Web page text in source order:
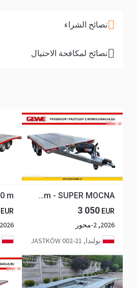
نصائح الشراء
نصائح لمكافحة الاحتيال
Gewe Laweta L3500 C/1 dł. 4,1 x 2,1 m - SUPER MOCNA
3 050 EUR
2026, 2-محور
بولندا, 21-002 JASTKÓW
EUR
2026, 2-محور